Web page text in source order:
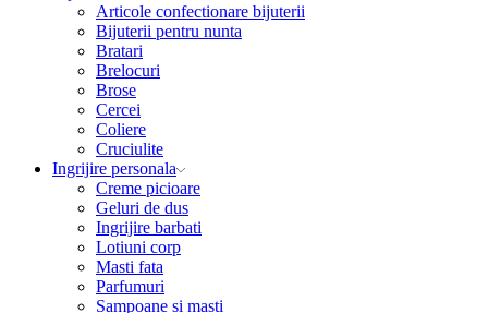
Articole confectionare bijuterii
Bijuterii pentru nunta
Bratari
Brelocuri
Brose
Cercei
Coliere
Cruciulite
Ingrijire personala
Creme picioare
Geluri de dus
Ingrijire barbati
Lotiuni corp
Masti fata
Parfumuri
Sampoane si masti